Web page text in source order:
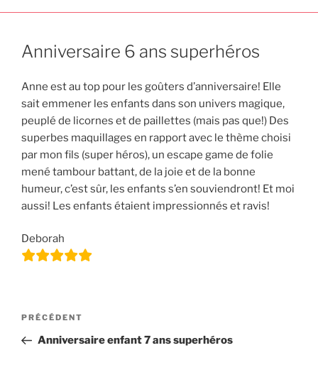
Anniversaire 6 ans superhéros
Anne est au top pour les goûters d’anniversaire! Elle
sait emmener les enfants dans son univers magique,
peuplé de licornes et de paillettes (mais pas que!) Des
superbes maquillages en rapport avec le thème choisi
par mon fils (super héros), un escape game de folie
mené tambour battant, de la joie et de la bonne
humeur, c’est sûr, les enfants s’en souviendront! Et moi
aussi! Les enfants étaient impressionnés et ravis!
Deborah
Navigation
l’article
Article
précédent
PRÉCÉDENT
Anniversaire enfant 7 ans superhéros